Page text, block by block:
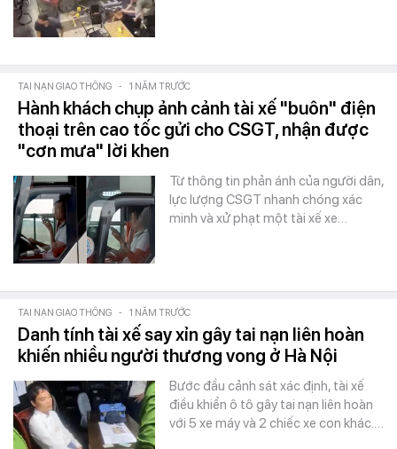
TAI NẠN GIAO THÔNG - 1 NĂM TRƯỚC
Hành khách chụp ảnh cảnh tài xế "buôn" điện
thoại trên cao tốc gửi cho CSGT, nhận được
"cơn mưa" lời khen
Từ thông tin phản ánh của người dân,
lực lượng CSGT nhanh chóng xác
minh và xử phạt một tài xế xe…
TAI NẠN GIAO THÔNG - 1 NĂM TRƯỚC
Danh tính tài xế say xỉn gây tai nạn liên hoàn
khiến nhiều người thương vong ở Hà Nội
Bước đầu cảnh sát xác định, tài xế
điều khiển ô tô gây tai nạn liên hoàn
với 5 xe máy và 2 chiếc xe con khác.…